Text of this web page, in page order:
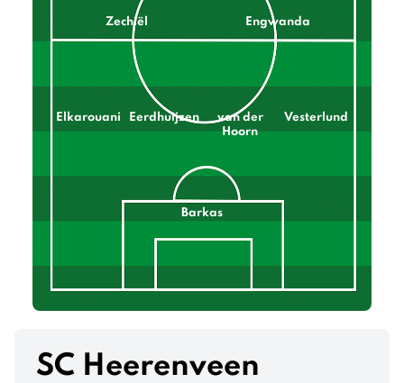
Zechiël Engwanda
Elkarouani Eerdhuijzen
van der
Hoorn
Vesterlund
Barkas
SC Heerenveen